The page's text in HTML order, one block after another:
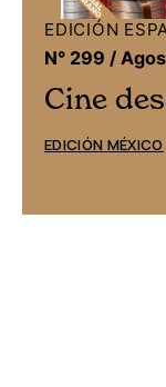
EDICIÓN
N° 299 /
Cine
EDICIÓN MÉXICO